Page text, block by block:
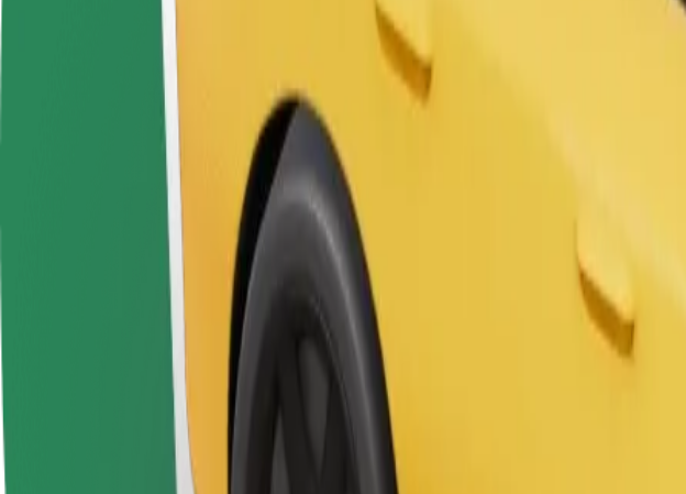
Η άνεση και η ευκολία λίγα κλικ μακριά!
Οι οδηγοί σε αυτή την κατηγορία μπορούν να βοηθήσουν ηλικιωμένους και άτομα με
διπλωμένα (δεν είναι υπηρεσία WAV).
Εκτιμώμενος χρόνος μετακίνησης